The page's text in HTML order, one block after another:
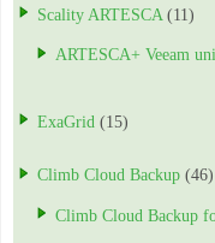
Scality ARTESCA(11)
ARTESCA+ Veeam
ExaGrid (15)
Climb Cloud Backup (46)
Climb Cloud Backup